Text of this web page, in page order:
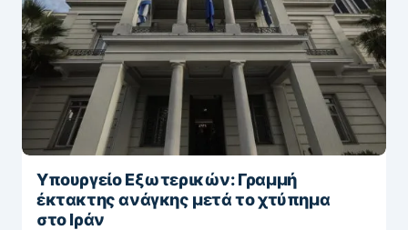
Υπουργείο Εξωτερικών: Γραμμή
έκτακτης ανάγκης μετά το χτύπημα
στο Ιράν